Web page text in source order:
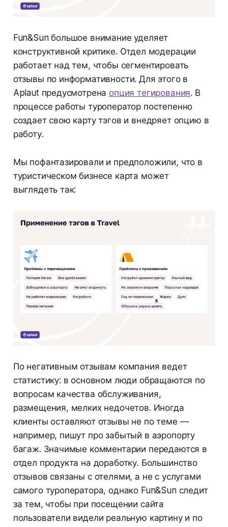
Fun&Sun большое внимание уделяет
конструктивной критике. Отдел модерации
работает над тем, чтобы сегментировать
отзывы по информативности. Для этого в
Aplaut предусмотрена опция тегирования. В
процессе работы туроператор постепенно
создает свою карту тэгов и внедряет опцию в
работу.
Мы пофантазировали и предположили, что в
туристическом бизнесе карта может
выглядеть так:
По негативным отзывам компания ведет
статистику: в основном люди обращаются по
вопросам качества обслуживания,
размещения, мелких недочетов. Иногда
клиенты оставляют отзывы не по теме —
например, пишут про забытый в аэропорту
багаж. Значимые комментарии передаются в
отдел продукта на доработку. Большинство
отзывов связаны с отелями, а не с услугами
самого туроператора, однако Fun&Sun следит
за тем, чтобы при посещении сайта
пользователи видели реальную картину и по